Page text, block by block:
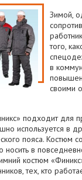
Зимой,
того,
в
своими
подходит для
используется в
пояса. Костюм
в
костюм
тех, кто